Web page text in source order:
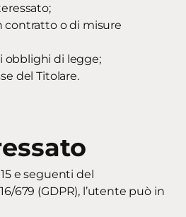
contratto o di misure
di legge;
del Titolare.
e seguenti del
679 (GDPR), l’utente può in